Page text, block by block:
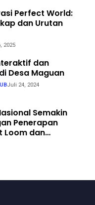
Perfect World:
dan Urutan
2025
dan
Desa Maguan
Juli 24, 2024
Semakin
Penerapan
Loom dan
di CV. Garuda